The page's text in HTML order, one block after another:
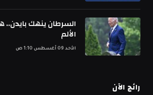
السرطان ينهك
الألم
الأحد 09 أغسطس 1:10 ص
رائج الآن